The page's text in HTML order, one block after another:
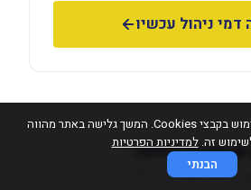
דמי ניהול עכשיו
פנסיה מבטיחה
לדמי ניהול של כלל
לידיעתך, באתר זה נעשה שימוש בקבצי Cookies. המשך גלישה באתר מהווה
זה.למדיניות הפרטיות
הבנתי